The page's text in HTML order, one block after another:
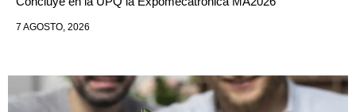
7 AGOSTO, 2026